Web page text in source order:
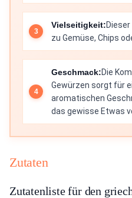
Vielseitigkeit:
zu Gemüse, Chips
Geschmack:Die
Gewürzen sorgt für
aromatischen
das gewisse Etwas
Zutaten
Zutatenliste für den